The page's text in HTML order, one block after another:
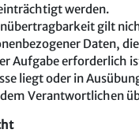
werden.
gilt
Daten,
Aufgabe erforderlich
liegt oder in
Verantwortlichen